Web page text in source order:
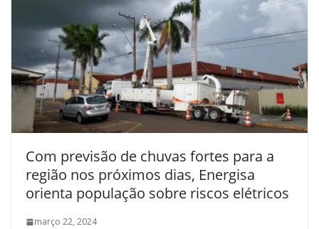
Com previsão de chuvas fortes para a
região nos próximos dias, Energisa
orienta população sobre riscos elétricos
março 22, 2024